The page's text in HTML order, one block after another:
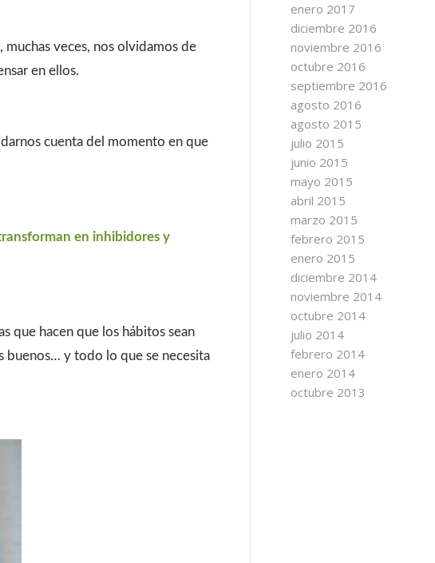
veces, nos olvidamos de
en ellos.
cuenta del momento en que
en inhibidores y
que hacen que los hábitos sean
buenos… y todo lo que se necesita
enero 2017
diciembre 2016
noviembre 2016
octubre 2016
septiembre 2016
agosto 2016
agosto 2015
julio 2015
junio 2015
mayo 2015
abril 2015
marzo 2015
febrero 2015
enero 2015
diciembre 2014
noviembre 2014
octubre 2014
julio 2014
febrero 2014
enero 2014
octubre 2013